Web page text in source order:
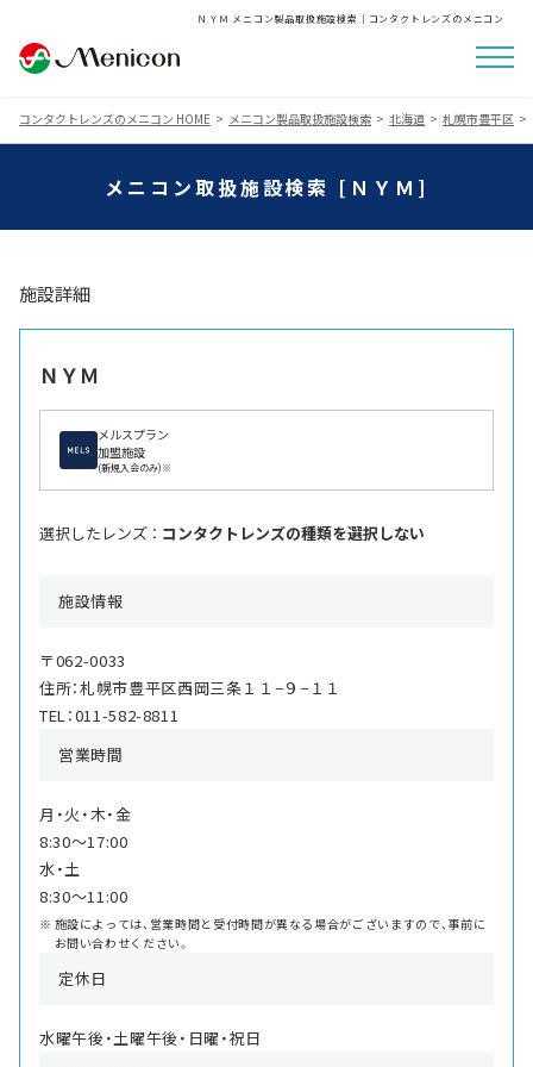
ＮＹＭ メニコン製品取扱施設検索│コンタクトレンズのメニコン
コンタクトレンズのメニコン HOME メニコン製品取扱施設検索 北海道 札幌市豊平区
メニコン取扱施設検索 [ＮＹＭ]
施設詳細
ＮＹＭ
メルスプラン
加盟施設
(新規入会のみ)※
選択したレンズ ： コンタクトレンズの種類を選択しない
施設情報
〒062-0033
住所：札幌市豊平区西岡三条１１−９−１１
TEL：011-582-8811
営業時間
月・火・木・金
8:30〜17:00
水・土
8:30〜11:00
施設によっては、営業時間と受付時間が異なる場合がございますので、事前に
お問い合わせください。
定休日
水曜午後・土曜午後・日曜・祝日